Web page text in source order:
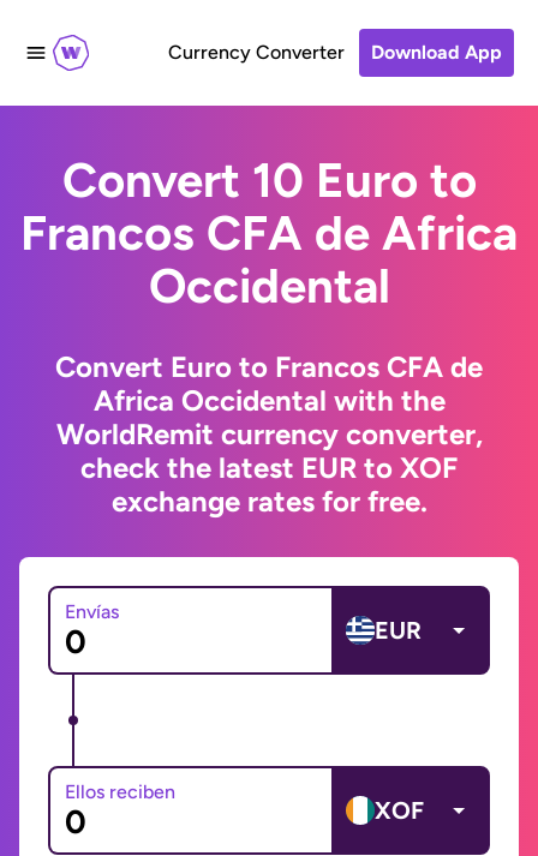
Currency Converter Download App
Convert 10 Euro to
Francos CFA de Africa
Occidental
Convert Euro to Francos CFA de
Africa Occidental with the
WorldRemit currency converter,
check the latest EUR to XOF
exchange rates for free.
Envías
EUR
Ellos reciben
XOF